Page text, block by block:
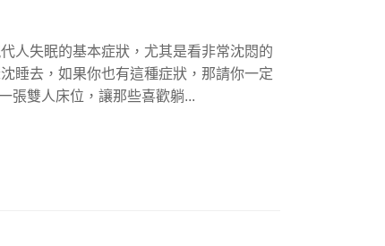
人失眠的基本症狀，尤其是看非常沈悶的
睡去，如果你也有這種症狀，那請你一定
張雙人床位，讓那些喜歡躺...